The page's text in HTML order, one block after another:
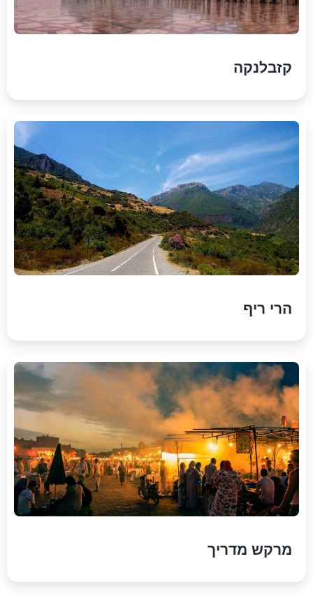
קזבלנקה
הרי ריף
מרקש מדריך